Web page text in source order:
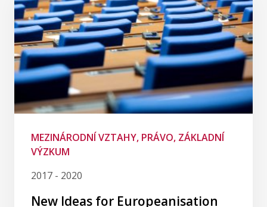
MEZINÁRODNÍ VZTAHY, PRÁVO, ZÁKLADNÍ
VÝZKUM
2017 - 2020
New Ideas for Europeanisation